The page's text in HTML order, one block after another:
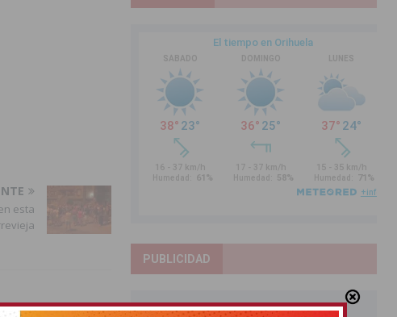
esta
PUBLICIDAD